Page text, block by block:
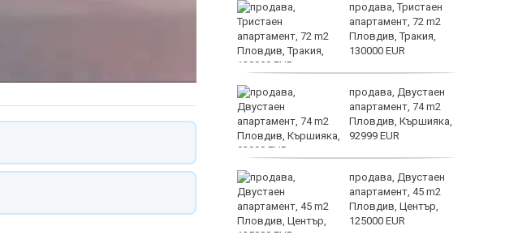
костите с напредване
на възрастта?
Десет пострадали с
продава, Тристаен
апартамент, 72 m2
Пловдив, Тракия,
130000 EUR
продава, Двустаен
апартамент, 74 m2
Пловдив, Кършияка,
92999 EUR
продава, Двустаен
апартамент, 45 m2
Пловдив, Център,
125000 EUR